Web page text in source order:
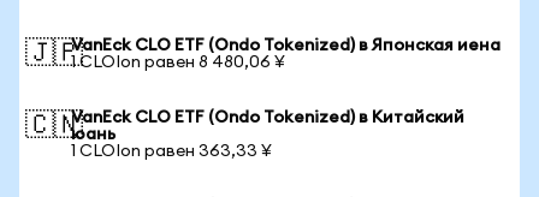
🇯🇵VanEck CLO ETF (Ondo Tokenized) в Японская иена
1 CLOIon равен 8 480,06 ¥
🇨🇳VanEck CLO ETF (Ondo Tokenized) в Китайский
юань
1 CLOIon равен 363,33 ¥